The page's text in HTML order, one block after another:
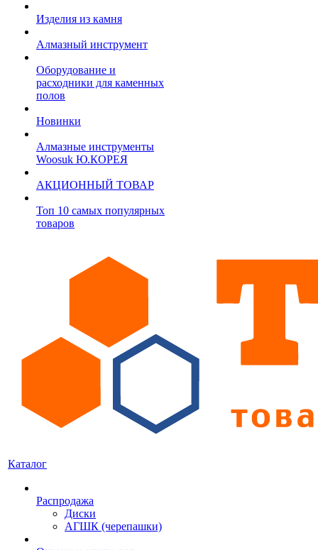
Изделия из камня
Алмазный инструмент
Оборудование и
расходники для каменных
полов
Новинки
Алмазные инструменты
Woosuk Ю.КОРЕЯ
АКЦИОННЫЙ ТОВАР
Топ 10 самых популярных
товаров
Каталог
Распродажа
Диски
АГШК (черепашки)